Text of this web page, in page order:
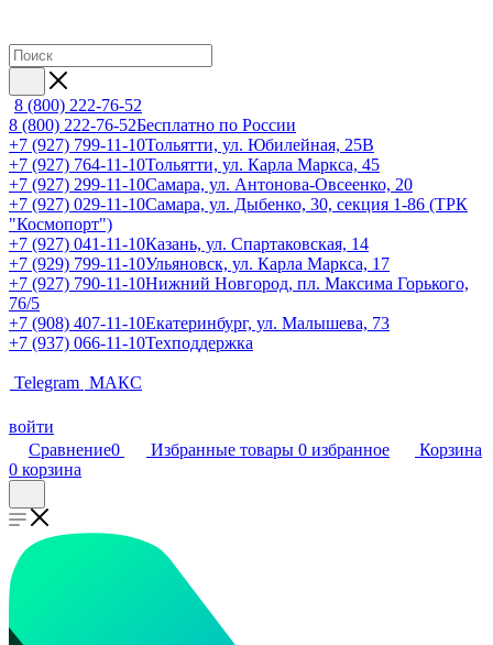
8 (800) 222-76-52
8 (800) 222-76-52Бесплатно по России
+7 (927) 799-11-10Тольятти, ул. Юбилейная, 25В
+7 (927) 764-11-10Тольятти, ул. Карла Маркса, 45
+7 (927) 299-11-10Самара, ул. Антонова-Овсеенко, 20
+7 (927) 029-11-10Самара, ул. Дыбенко, 30, секция 1-86 (ТРК
"Космопорт")
+7 (927) 041-11-10Казань, ул. Спартаковская, 14
+7 (929) 799-11-10Ульяновск, ул. Карла Маркса, 17
+7 (927) 790-11-10Нижний Новгород, пл. Максима Горького,
76/5
+7 (908) 407-11-10Екатеринбург, ул. Малышева, 73
+7 (937) 066-11-10Техподдержка
Telegram МАКС
войти
Сравнение0 Избранные товары 0 избранное
Корзина
0 корзина